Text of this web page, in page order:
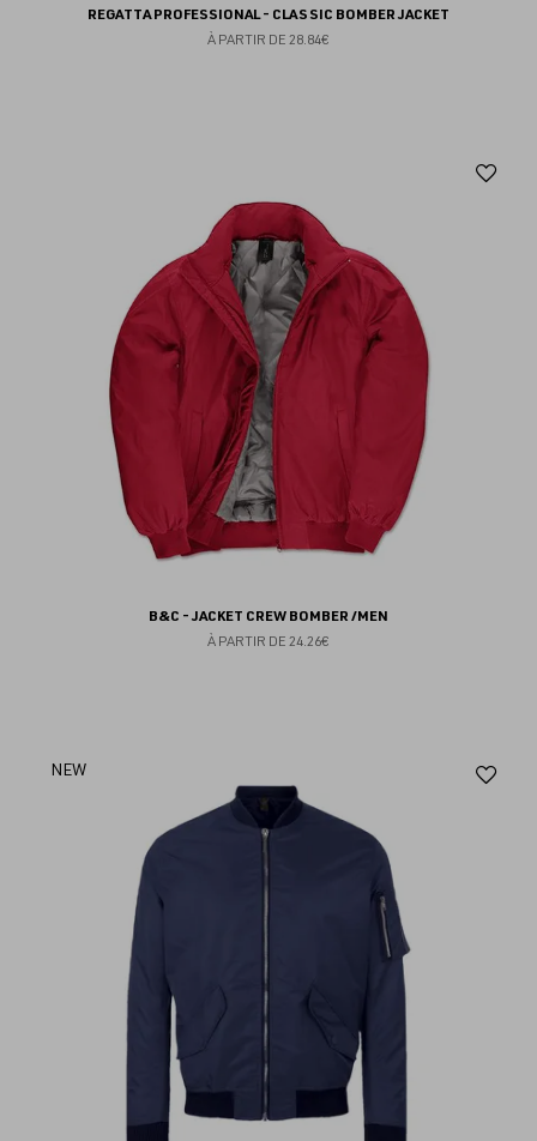
REGATTA PROFESSIONAL - CLASSIC BOMBER JACKET
À PARTIR DE 28.84€
B&C - JACKET CREW BOMBER /MEN
À PARTIR DE 24.26€
NEW